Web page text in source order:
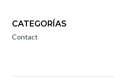
CATEGORÍAS
Contact